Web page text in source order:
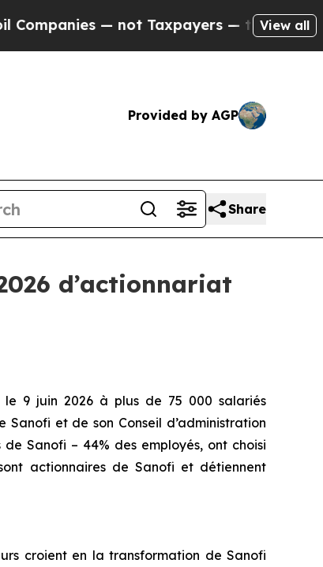
— not Taxpayers — the Chance to Cash
View all
Provided by AGP
Share
d’actionnariat
le 9 juin 2026 à plus de 75 000 salariés
et de son Conseil d’administration
Sanofi – 44% des employés, ont choisi
actionnaires de Sanofi et détiennent
croient en la transformation de Sanofi